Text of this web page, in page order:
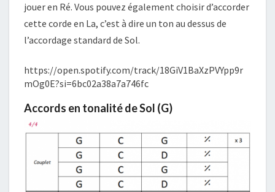
jouer en Ré. Vous pouvez également choisir d’accorder
cette corde en La, c’est à dire un ton au dessus de
l’accordage standard de Sol.
https://open.spotify.com/track/18GiV1BaXzPVYpp9r
mOg0E?si=6bc02a38a7a746fc
Accords en tonalité de Sol (G)